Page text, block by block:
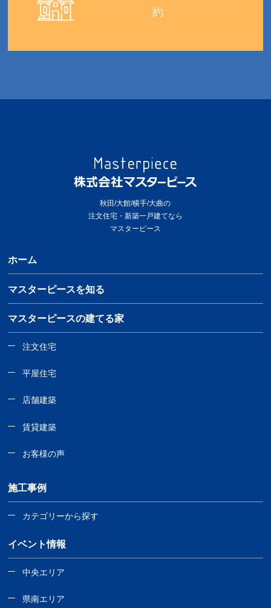
約
秋田/大館/横手/大曲の
注文住宅・新築一戸建てなら
マスターピース
ホーム
マスターピースを知る
マスターピースの建てる家
注文住宅
平屋住宅
店舗建築
賃貸建築
お客様の声
施工事例
カテゴリーから探す
イベント情報
中央エリア
県南エリア